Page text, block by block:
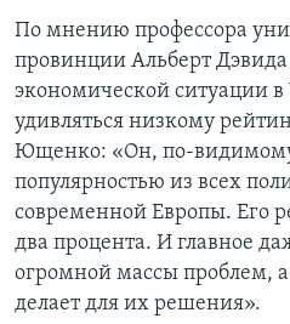
По мнению профессора
провинции Альберт
экономической ситуации
удивляться низкому
Ющенко: «Он, по-
популярностью из всех
современной Европы. Его
два процента. И главное
огромной массы проблем,
делает для их решения».